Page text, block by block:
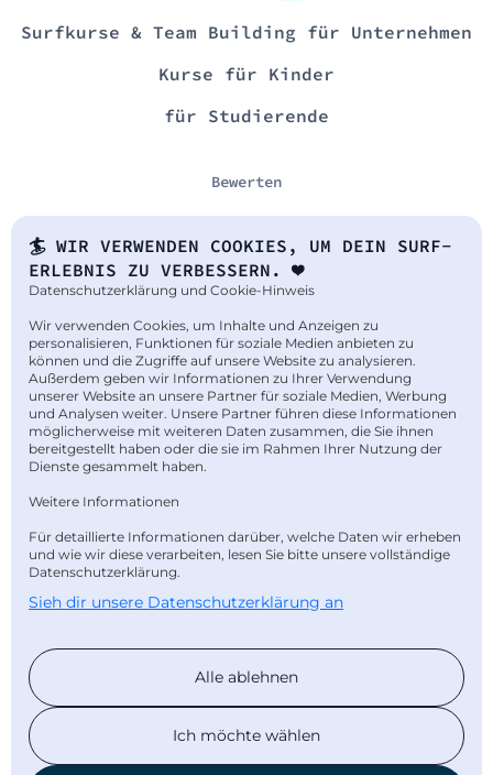
Surfkurse & Team Building für Unternehmen
Kurse für Kinder
für Studierende
Bewerten
Legal
Impressum
Datenschutz
Barrierefreiheit
Bankverbindung
Newsletter abonnieren
🏄 WIR VERWENDEN COOKIES, UM DEIN SURF-
ERLEBNIS ZU VERBESSERN. ❤️
Datenschutzerklärung und Cookie-Hinweis
Wir verwenden Cookies, um Inhalte und Anzeigen zu
personalisieren, Funktionen für soziale Medien anbieten zu
können und die Zugriffe auf unsere Website zu analysieren.
Außerdem geben wir Informationen zu Ihrer Verwendung
unserer Website an unsere Partner für soziale Medien, Werbung
und Analysen weiter. Unsere Partner führen diese Informationen
möglicherweise mit weiteren Daten zusammen, die Sie ihnen
bereitgestellt haben oder die sie im Rahmen Ihrer Nutzung der
Dienste gesammelt haben.
Weitere Informationen
Für detaillierte Informationen darüber, welche Daten wir erheben
und wie wir diese verarbeiten, lesen Sie bitte unsere vollständige
Datenschutzerklärung.
Sieh dir unsere Datenschutzerklärung an
Alle ablehnen
Ich möchte wählen